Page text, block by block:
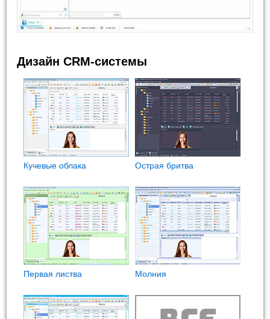
Дизайн CRM-системы
Кучевые облака Острая бритва
Первая листва Молния